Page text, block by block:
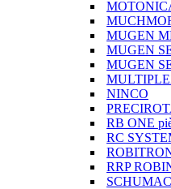
MUGEN
MUGEN
MUGEN
NINCO
RB ONE
RC
RRP